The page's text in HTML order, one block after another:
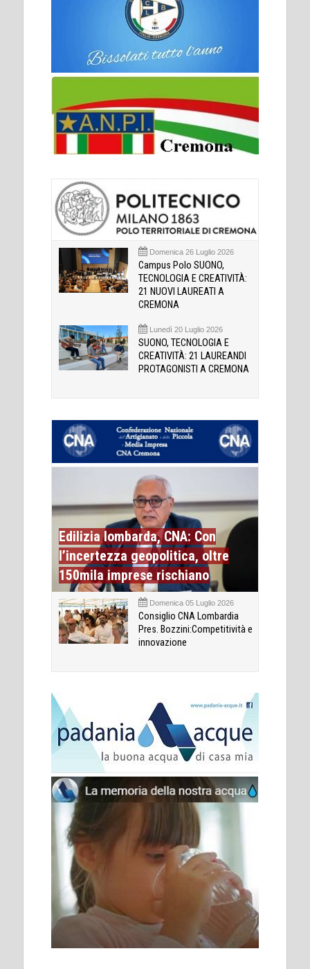
Domenica 26 Luglio 2026
Campus Polo SUONO,
TECNOLOGIA E CREATIVITÀ:
21 NUOVI LAUREATI A
CREMONA
Lunedì 20 Luglio 2026
SUONO, TECNOLOGIA E
CREATIVITÀ: 21 LAUREANDI
PROTAGONISTI A CREMONA
Edilizia lombarda, CNA: Con
l’incertezza geopolitica, oltre
150mila imprese rischiano
Domenica 05 Luglio 2026
Consiglio CNA Lombardia
Pres. Bozzini:Competitività e
innovazione